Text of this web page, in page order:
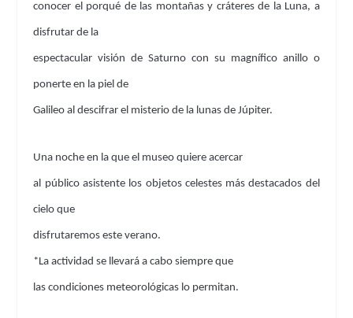
conocer el porqué de las montañas y cráteres de la Luna, a
disfrutar de la
espectacular visión de Saturno con su magnífico anillo o
ponerte en la piel de
Galileo al descifrar el misterio de la lunas de Júpiter.
Una noche en la que el museo quiere acercar
al público asistente los objetos celestes más destacados del
cielo que
disfrutaremos este verano.
*La actividad se llevará a cabo siempre que
las condiciones meteorológicas lo permitan.